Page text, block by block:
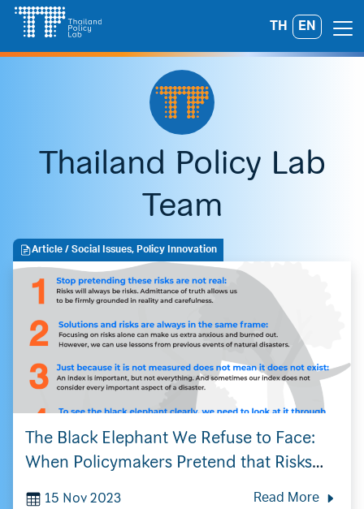
Skip
content
TH EN
A A A
Search
for:
Thailand Policy Lab
Team
Article / Social Issues, Policy Innovation
The Black Elephant We Refuse to Face:
When Policymakers Pretend that Risks
They Know by Heart Never Exist
15 Nov 2023 Read More